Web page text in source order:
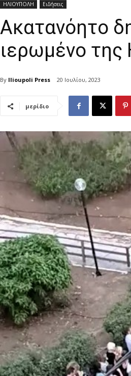
ΗΛΙΟΥΠΟΛΗ Ειδήσεις
Ακατανόητο
ιερωμένο της
By Ilioupoli Press 20 Ιουλίου, 2023
μερίδιο